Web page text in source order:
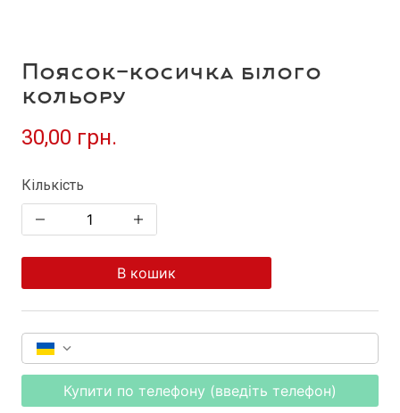
Поясок-косичка білого
кольору
30,00 грн.
Кількість
В кошик
Купити по телефону (введіть телефон)